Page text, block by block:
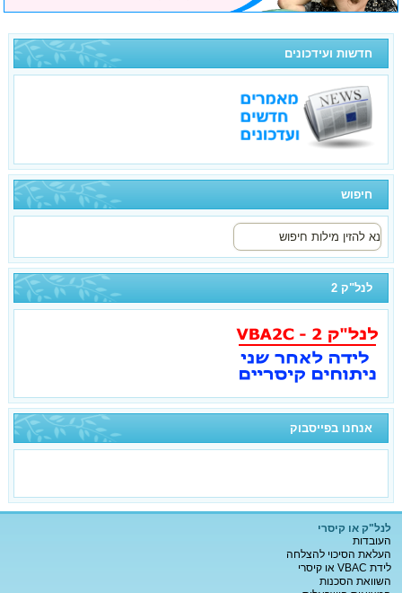
חדשות ועידכונים
חיפוש
לנל"ק 2
אנחנו בפייסבוק
לנל"ק או קיסרי
העובדות
העלאת הסיכוי להצלחה
לידת VBAC או קיסרי
השוואת הסכנות